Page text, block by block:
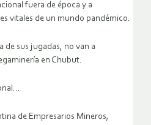
fuera de época y a
vitales de un mundo pandémico.
de sus jugadas, no van a
en Chubut.
de Empresarios Mineros,